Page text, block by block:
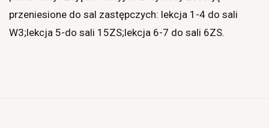
przeniesione do sal zastępczych: lekcja 1-4 do sali
W3;lekcja 5-do sali 15ZS;lekcja 6-7 do sali 6ZS.